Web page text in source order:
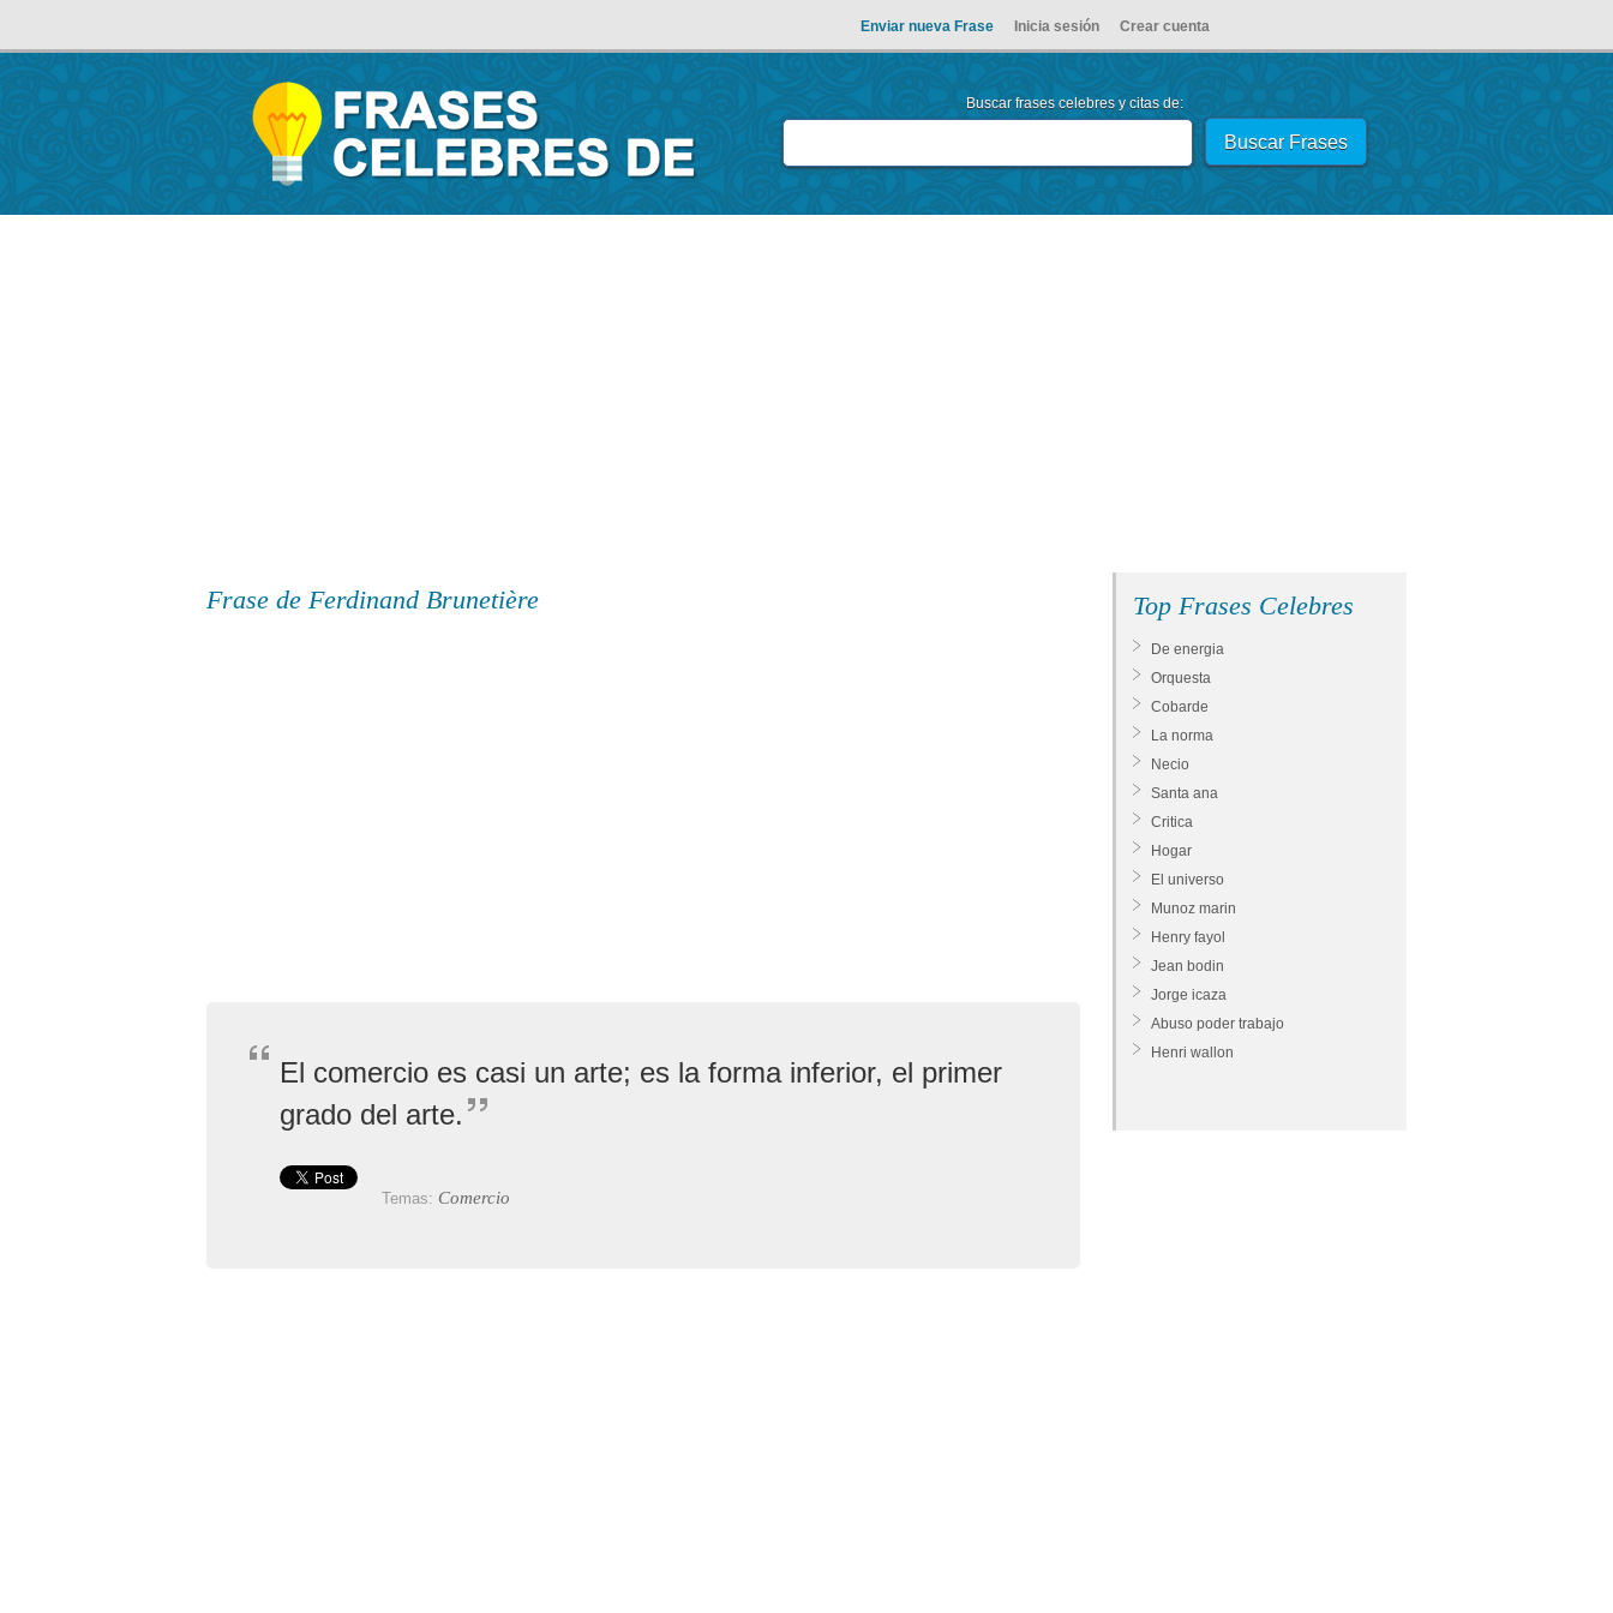
Enviar nueva Frase Inicia sesión Crear cuenta
Buscar frases celebres y citas de:
Frase de Ferdinand Brunetière
El comercio es casi un arte; es la forma inferior, el primer
grado del arte.
Temas: Comercio
Top Frases Celebres
De energia
Orquesta
Cobarde
La norma
Necio
Santa ana
Critica
Hogar
El universo
Munoz marin
Henry fayol
Jean bodin
Jorge icaza
Abuso poder trabajo
Henri wallon